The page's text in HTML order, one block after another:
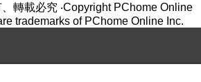
、轉載必究 ‧Copyright PChome Online
trademarks of PChome Online Inc.